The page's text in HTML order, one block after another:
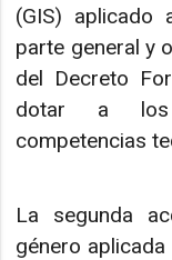
(GIS) aplicado
parte general y
del Decreto
dotar a los
competencias
La segunda
género